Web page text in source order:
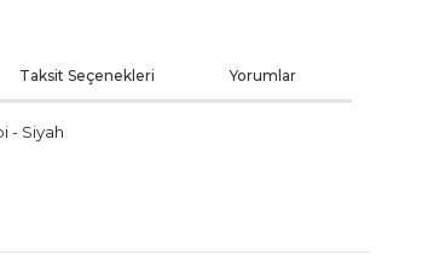
Taksit Seçenekleri Yorumlar
- Siyah